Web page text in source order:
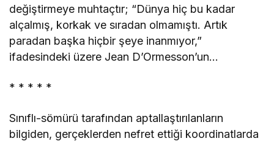
değiştirmeye muhtaçtır; “Dünya hiç bu kadar
alçalmış, korkak ve sıradan olmamıştı. Artık
paradan başka hiçbir şeye inanmıyor,”
ifadesindeki üzere Jean D’Ormesson’un…
* * * * *
Sınıflı-sömürü tarafından aptallaştırılanların
bilgiden, gerçeklerden nefret ettiği koordinatlarda